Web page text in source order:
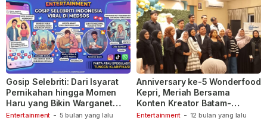
Entertainment - 5 bulan yang lalu
Gosip Selebriti: Dari Isyarat
Pernikahan hingga Momen
Haru yang Bikin Warganet
Berspekulasi
Entertainment - 12 bulan yang lalu
Anniversary ke-5 Wonderfood
Kepri, Meriah Bersama
Konten Kreator Batam-
Tanjungpinang